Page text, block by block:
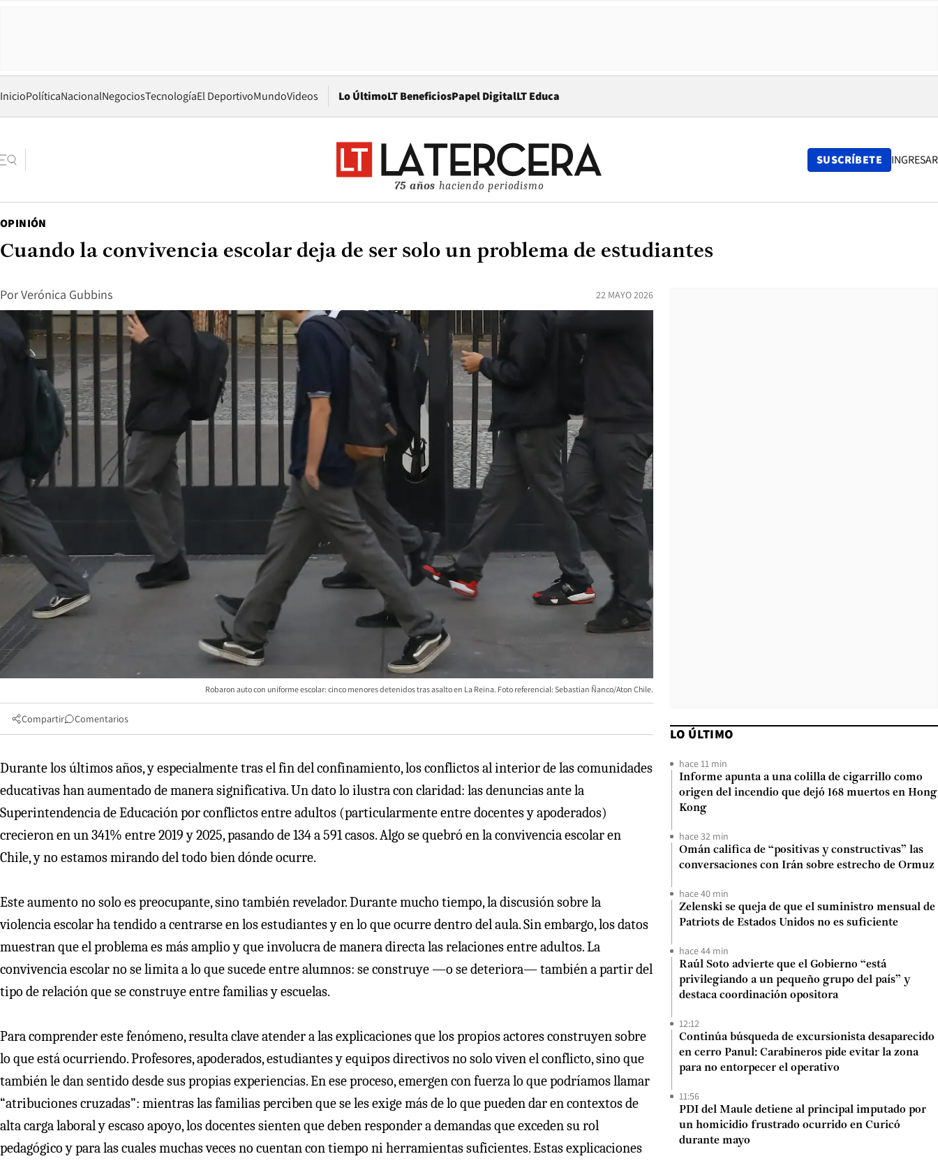
InicioPolíticaNacionalNegociosTecnologíaEl DeportivoMundoVideos Lo ÚltimoLT BeneficiosPapel DigitalOpens in new window
LT Educa
75 años haciendo periodismo
SUSCRÍBETE INGRESAR
OPINIÓN
Cuando la convivencia escolar deja de ser solo un problema de estudiantes
PorVerónica Gubbins 22 MAYO 2026
Robaron auto con uniforme escolar: cinco menores detenidos tras asalto en La Reina. Foto referencial: Sebastian Ñanco/Aton Chile.
Compartir Comentarios
Durante los últimos años, y especialmente tras el fin del confinamiento, los conflictos al interior de las comunidades
educativas han aumentado de manera significativa. Un dato lo ilustra con claridad: las denuncias ante la
Superintendencia de Educación por conflictos entre adultos (particularmente entre docentes y apoderados)
crecieron en un 341% entre 2019 y 2025, pasando de 134 a 591 casos. Algo se quebró en la convivencia escolar en
Chile, y no estamos mirando del todo bien dónde ocurre.
Este aumento no solo es preocupante, sino también revelador. Durante mucho tiempo, la discusión sobre la
violencia escolar ha tendido a centrarse en los estudiantes y en lo que ocurre dentro del aula. Sin embargo, los datos
muestran que el problema es más amplio y que involucra de manera directa las relaciones entre adultos. La
convivencia escolar no se limita a lo que sucede entre alumnos: se construye —o se deteriora— también a partir del
tipo de relación que se construye entre familias y escuelas.
Para comprender este fenómeno, resulta clave atender a las explicaciones que los propios actores construyen sobre
lo que está ocurriendo. Profesores, apoderados, estudiantes y equipos directivos no solo viven el conflicto, sino que
también le dan sentido desde sus propias experiencias. En ese proceso, emergen con fuerza lo que podríamos llamar
“atribuciones cruzadas”: mientras las familias perciben que se les exige más de lo que pueden dar en contextos de
alta carga laboral y escaso apoyo, los docentes sienten que deben responder a demandas que exceden su rol
pedagógico y para las cuales muchas veces no cuentan con tiempo ni herramientas suficientes. Estas explicaciones
LO ÚLTIMO
hace 11 min
Informe apunta a una colilla de cigarrillo como
origen del incendio que dejó 168 muertos en Hong
Kong
hace 32 min
Omán califica de “positivas y constructivas” las
conversaciones con Irán sobre estrecho de Ormuz
hace 40 min
Zelenski se queja de que el suministro mensual de
Patriots de Estados Unidos no es suficiente
hace 44 min
Raúl Soto advierte que el Gobierno “está
privilegiando a un pequeño grupo del país” y
destaca coordinación opositora
12:12
Continúa búsqueda de excursionista desaparecido
en cerro Panul: Carabineros pide evitar la zona
para no entorpecer el operativo
11:56
PDI del Maule detiene al principal imputado por
un homicidio frustrado ocurrido en Curicó
durante mayo